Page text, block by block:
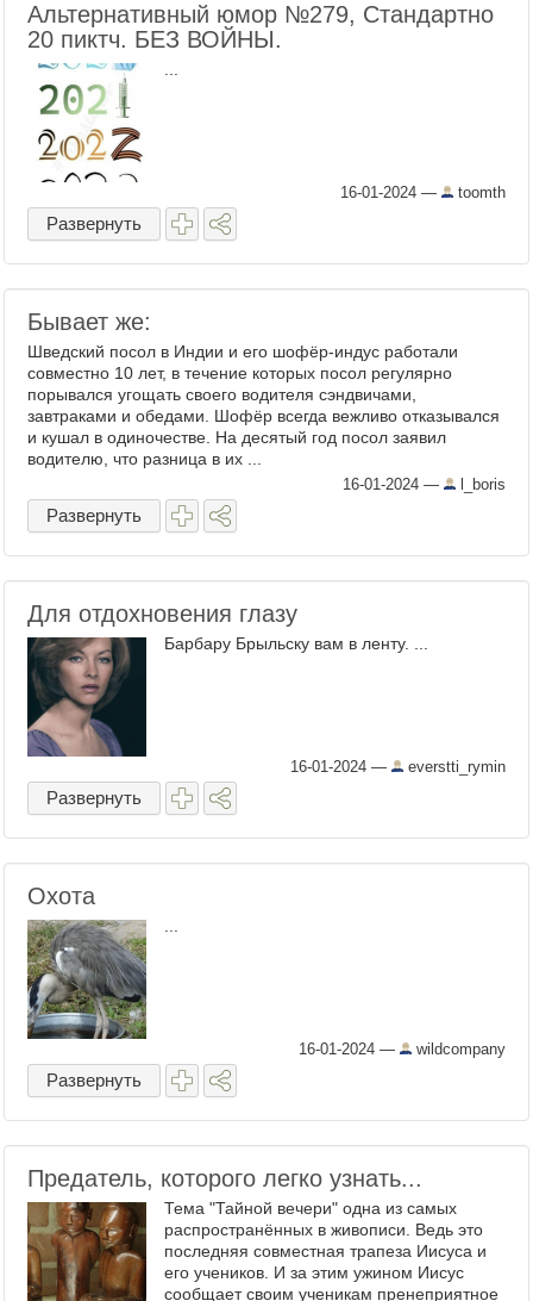
Альтернативный юмор №279, Стандартно
20 пиктч. БЕЗ ВОЙНЫ.
16-01-2024 — toomth
Развернуть
Бывает же:
Шведский посол в Индии и его шофёр-индус работали
совместно 10 лет, в течение которых посол регулярно
порывался угощать своего водителя сэндвичами,
завтраками и обедами. Шофёр всегда вежливо отказывался
и кушал в одиночестве. На десятый год посол заявил
водителю, что разница в их ...
16-01-2024 — l_boris
Развернуть
Для отдохновения глазу
Барбару Брыльску вам в ленту. ...
16-01-2024 — everstti_rymin
Развернуть
Охота
16-01-2024 — wildcompany
Развернуть
Предатель, которого легко узнать...
Тема "Тайной вечери" одна из самых
распространённых в живописи. Ведь это
последняя совместная трапеза Иисуса и
его учеников. И за этим ужином Иисус
сообщает своим ученикам пренеприятное